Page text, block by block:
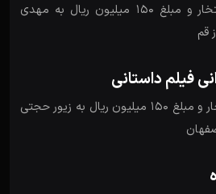
تندیس جشنواره ، لوح افتخار و مبلغ 150 میلیون ریال به مهدی
قم
فیلم داستانی
تندیس جشنواره ، لوح افتخار و مبلغ 150 میلیون ریال به زیور حجتی